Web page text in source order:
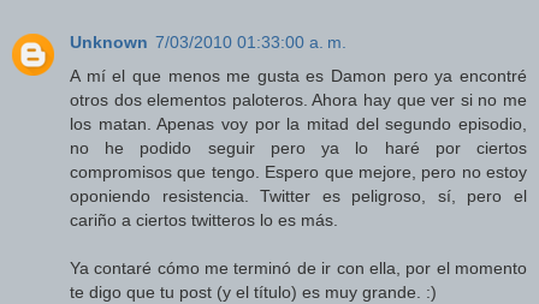
Unknown 7/03/2010 01:33:00 a. m.
A mí el que menos me gusta es Damon pero ya encontré
otros dos elementos paloteros. Ahora hay que ver si no me
los matan. Apenas voy por la mitad del segundo episodio,
no he podido seguir pero ya lo haré por ciertos
compromisos que tengo. Espero que mejore, pero no estoy
oponiendo resistencia. Twitter es peligroso, sí, pero el
cariño a ciertos twitteros lo es más.
Ya contaré cómo me terminó de ir con ella, por el momento
te digo que tu post (y el título) es muy grande. :)